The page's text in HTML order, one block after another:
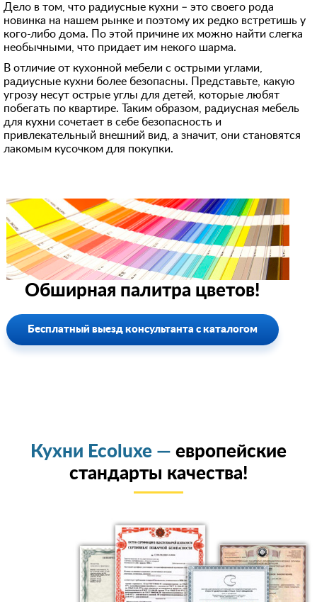
Дело в том, что радиусные кухни – это своего рода
новинка на нашем рынке и поэтому их редко встретишь у
кого-либо дома. По этой причине их можно найти слегка
необычными, что придает им некого шарма.
В отличие от кухонной мебели с острыми углами,
радиусные кухни более безопасны. Представьте, какую
угрозу несут острые углы для детей, которые любят
побегать по квартире. Таким образом, радиусная мебель
для кухни сочетает в себе безопасность и
привлекательный внешний вид, а значит, они становятся
лакомым кусочком для покупки.
Обширная палитра цветов!
Бесплатный выезд консультанта с каталогом
Кухни Ecoluxe — европейские
стандарты качества!